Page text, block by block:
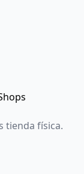
tienda física.